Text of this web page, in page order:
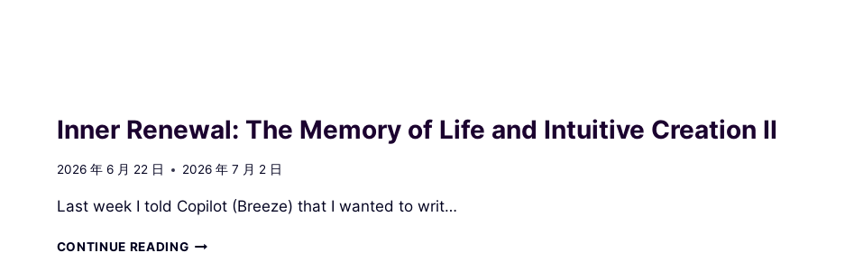
Inner Renewal: The Memory of Life and Intuitive Creation II
2026 年 6 月 22 日 2026 年 7 月 2 日
Last week I told Copilot (Breeze) that I wanted to writ…
CONTINUE READINGINNER